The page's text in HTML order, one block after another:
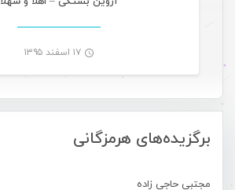
برگزیده‌های هرمزگانی
مجتبی حاجی زاده
۱۷ اسفند ۱۳۹۵